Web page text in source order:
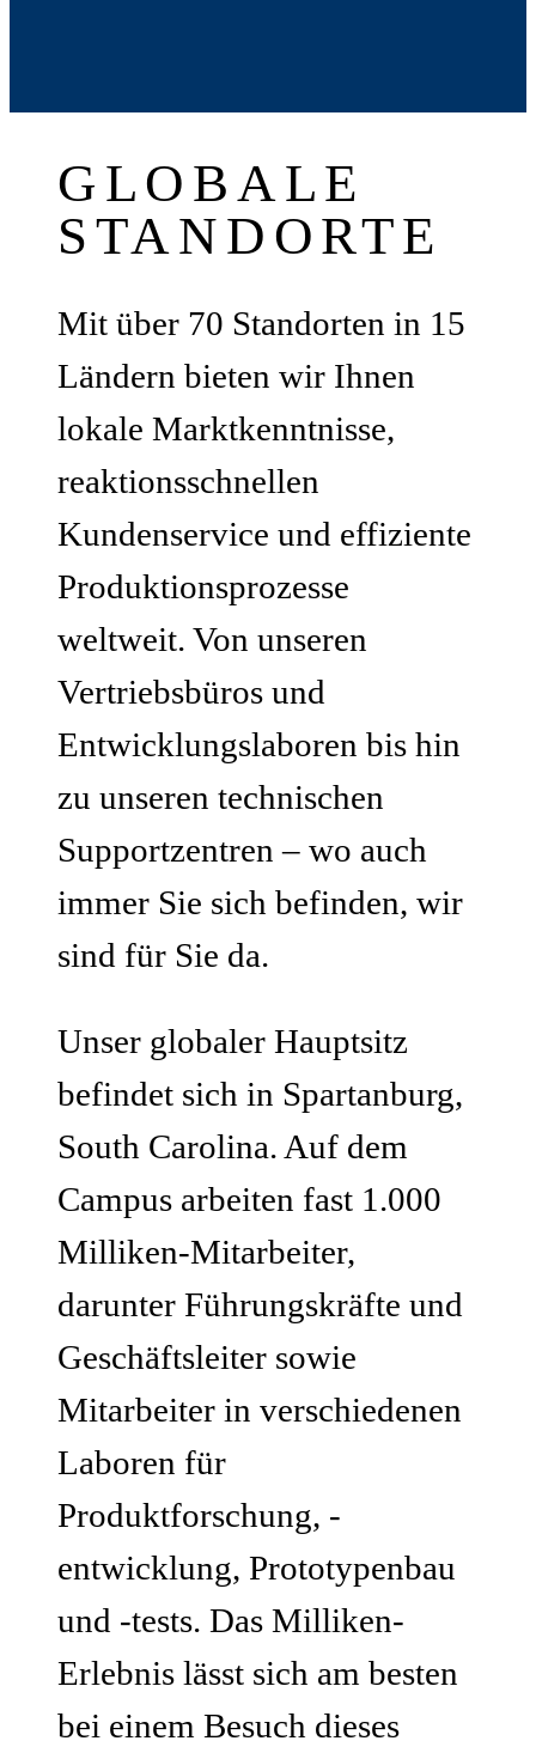
GLOBALE
STANDORTE
Mit über 70 Standorten in 15
Ländern bieten wir Ihnen
lokale Marktkenntnisse,
reaktionsschnellen
Kundenservice und effiziente
Produktionsprozesse
weltweit. Von unseren
Vertriebsbüros und
Entwicklungslaboren bis hin
zu unseren technischen
Supportzentren – wo auch
immer Sie sich befinden, wir
sind für Sie da.
Unser globaler Hauptsitz
befindet sich in Spartanburg,
South Carolina. Auf dem
Campus arbeiten fast 1.000
Milliken-Mitarbeiter,
darunter Führungskräfte und
Geschäftsleiter sowie
Mitarbeiter in verschiedenen
Laboren für
Produktforschung, -
entwicklung, Prototypenbau
und -tests. Das Milliken-
Erlebnis lässt sich am besten
bei einem Besuch dieses